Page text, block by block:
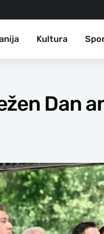
Kultura
Dan